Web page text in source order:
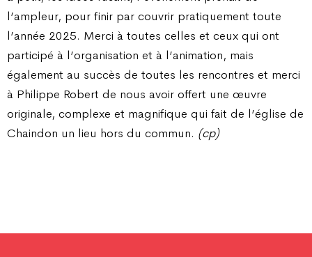
l’ampleur, pour finir par couvrir pratiquement toute
l’année 2025. Merci à toutes celles et ceux qui ont
participé à l’organisation et à l’animation, mais
également au succès de toutes les rencontres et merci
à Philippe Robert de nous avoir offert une œuvre
originale, complexe et magnifique qui fait de l’église de
Chaindon un lieu hors du commun. (cp)